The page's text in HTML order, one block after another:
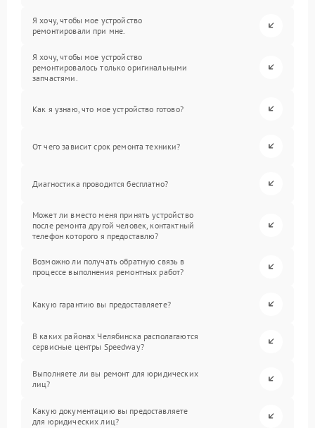
Я хочу, чтобы мое устройство
ремонтировали при мне.
Я хочу, чтобы мое устройство
ремонтировалось только оригинальными
запчастями.
Как я узнаю, что мое устройство готово?
От чего зависит срок ремонта техники?
Диагностика проводится бесплатно?
Может ли вместо меня принять устройство
после ремонта другой человек, контактный
телефон которого я предоставлю?
Возможно ли получать обратную связь в
процессе выполнения ремонтных работ?
Какую гарантию вы предоставляете?
В каких районах Челябинска располагаются
сервисные центры Speedway?
Выполняете ли вы ремонт для юридических
лиц?
Какую документацию вы предоставляете
для юридических лиц?